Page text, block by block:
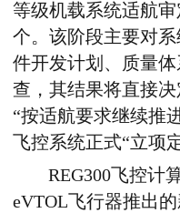
等级机载系统适航
个。该阶段主要对
件开发计划、质量
查，其结果将直接
“按适航要求继续推
飞控系统正式“立项
REG300 飞控计
eVTOL 飞行器推出